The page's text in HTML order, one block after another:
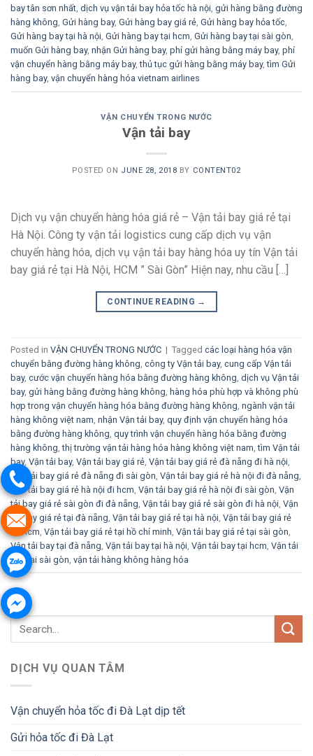
bay tân sơn nhất dịch vụ vận tải bay hỏa tốc hà nội gửi hàng bằng đường
hàng không Gửi hàng bay, Gửi hàng bay giá rẻ Gửi hàng bay hỏa tốc
Gửi hàng bay tại hà nội Gửi hàng bay tại hcm Gửi hàng bay tại sài gòn
muốn Gửi hàng bay, nhận Gửi hàng bay, phí gửi hàng bằng máy bay, phí
vận chuyển hàng bằng máy bay,thủ tục gửi hàng bằng máy bay,tìm Gửi
hàng bay, vận chuyển hàng hóa vietnam airlines
VẬN CHUYỂN TRONG NƯỚC
Vận tải bay
POSTED ON JUNE 28, 2018 BY CONTENT02
Dịch vụ vận chuyển hàng hóa giá rẻ – Vận tải bay giá rẻ tại
Hà Nội. Công ty vận tải logistics cung cấp dịch vụ vận
chuyển hàng hóa, dịch vụ vận tải bay hàng hóa uy tín Vận tải
bay giá rẻ tại Hà Nội, HCM ” Sài Gòn” Hiện nay, nhu cầu […]
CONTINUE READING →
Posted in VẬN CHUYỂN TRONG NƯỚC | Tagged các loại hàng hóa vận
chuyển bằng đường hàng không công ty Vận tải bay, cung cấp Vận tải
bay, cước vận chuyển hàng hóa bằng đường hàng không dịch vụ Vận tải
bay, gửi hàng bằng đường hàng không hàng hóa phù hợp và không phù
hợp trong vận chuyển hàng hóa bằng đường hàng không ngành vận tải
hàng không việt nam nhận Vận tải bay, quy định vận chuyển hàng hóa
bằng đường hàng không quy trình vận chuyển hàng hóa bằng đường
hàng không ,thị trường vận tải hàng hóa hàng không việt nam ,tìm Vận tải
bay, Vận tải bay, Vận tải bay giá rẻ Vận tải bay giá rẻ đà nẵng đi hà nội
Vận tải bay giá rẻ đà nẵng đi sài gòn Vận tải bay giá rẻ hà nội đi đà nẵng
Vận tải bay giá rẻ hà nội đi hcm Vận tải bay giá rẻ hà nội đi sài gòn Vận
tải bay giá rẻ sài gòn đi đà nẵng Vận tải bay giá rẻ sài gòn đi hà nội Vận
tải bay giá rẻ tại đà nẵng Vận tải bay giá rẻ tại hà nội Vận tải bay giá rẻ
tại hcm Vận tải bay giá rẻ tại hồ chí minh Vận tải bay giá rẻ tại sài gòn
Vận tải bay tại đà nẵng Vận tải bay tại hà nội Vận tải bay tại hcm Vận tải
bay tại sài gòn vận tải hàng không hàng hóa
DỊCH VỤ QUAN TÂM
Vận chuyển hỏa tốc đi Đà Lạt dịp tết
Gửi hỏa tốc đi Đà Lạt